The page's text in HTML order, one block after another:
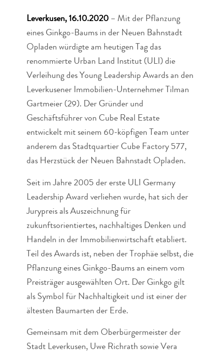
Leverkusen, 16.10.2020– Mit der Pflanzung
eines Ginkgo-Baums in der Neuen Bahnstadt
Opladen würdigte am heutigen Tag das
renommierte Urban Land Institut (ULI) die
Verleihung des Young Leadership Awards an den
Leverkusener Immobilien-Unternehmer Tilman
Gartmeier (29). Der Gründer und
Geschäftsführer von Cube Real Estate
entwickelt mit seinem 60-köpfigen Team unter
anderem das Stadtquartier Cube Factory 577,
das Herzstück der Neuen Bahnstadt Opladen.
Seit im Jahre 2005 der erste ULI Germany
Leadership Award verliehen wurde, hat sich der
Jurypreis als Auszeichnung für
zukunftsorientiertes, nachhaltiges Denken und
Handeln in der Immobilienwirtschaft etabliert.
Teil des Awards ist, neben der Trophäe selbst, die
Pflanzung eines Ginkgo-Baums an einem vom
Preisträger ausgewählten Ort. Der Ginkgo gilt
als Symbol für Nachhaltigkeit und ist einer der
ältesten Baumarten der Erde.
Gemeinsam mit dem Oberbürgermeister der
Stadt Leverkusen, Uwe Richrath sowie Vera